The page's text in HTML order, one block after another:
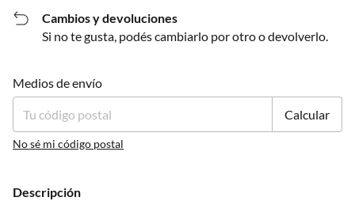
Cambios y devoluciones
Si no te gusta, podés cambiarlo por otro o devolverlo.
Entregas para el CP:
Medios de envío
Calcular
No sé mi código postal
Descripción